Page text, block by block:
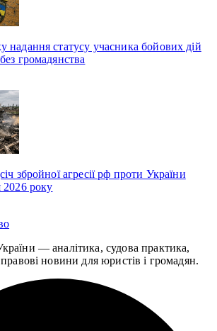
надання статусу учасника бойових дій
громадянства
збройної агресії рф проти України
2026 року
— аналітика, судова практика,
правові новини для юристів і громадян.